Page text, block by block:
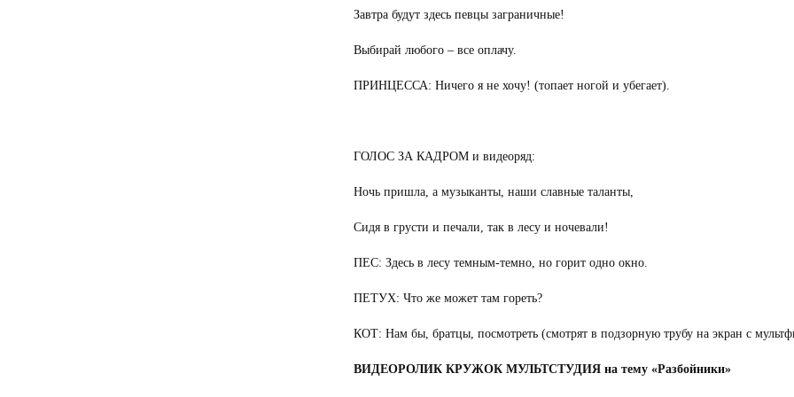
Завтра будут здесь певцы заграничные!
Выбирай любого – все оплачу.
ПРИНЦЕССА: Ничего я не хочу! (топает ногой и убегает).
ГОЛОС ЗА КАДРОМ и видеоряд:
Ночь пришла, а музыканты, наши славные таланты,
Сидя в грусти и печали, так в лесу и ночевали!
ПЕС: Здесь в лесу темным-темно, но горит одно окно.
ПЕТУХ: Что же может там гореть?
КОТ: Нам бы, братцы, посмотреть (смотрят в подзорную трубу на экран с
ВИДЕОРОЛИК КРУЖОК МУЛЬТСТУДИЯ на тему «Разбойники»